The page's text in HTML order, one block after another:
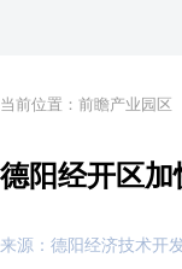
当前位置： 前瞻产业园区
德阳经开区
来源：德阳经济技术开